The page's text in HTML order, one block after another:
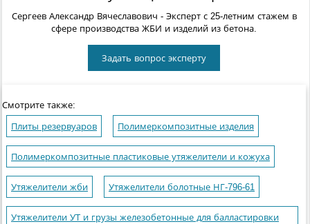
Сергеев Александр Вячеславович - Эксперт с 25-летним стажем в
сфере производства ЖБИ и изделий из бетона.
Задать вопрос эксперту
Смотрите также:
Плиты резервуаров Полимеркомпозитные изделия
Полимеркомпозитные пластиковые утяжелители и кожуха
Утяжелители жби Утяжелители болотные НГ-796-61
Утяжелители УТ и грузы железобетонные для балластировки